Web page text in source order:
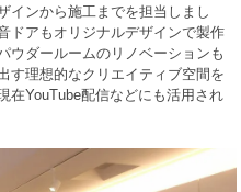
インから施工までを担当しまし
ドアもオリジナルデザインで製作
ウダールームのリノベーションも
す理想的なクリエイティブ空間を
在YouTube配信などにも活用され